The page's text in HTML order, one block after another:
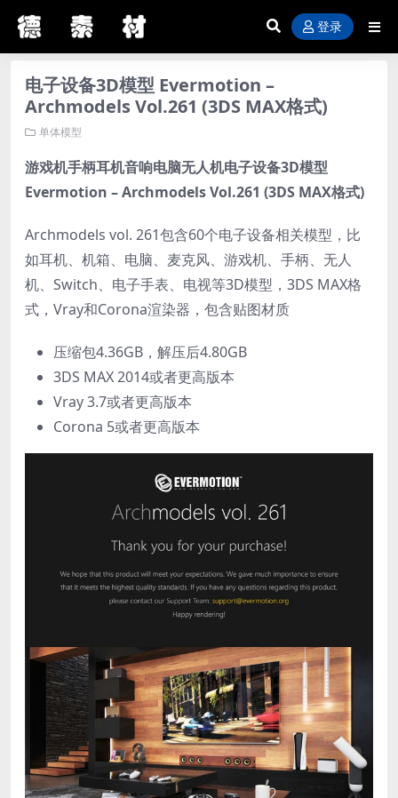
登录
电子设备3D模型 Evermotion –
Archmodels Vol.261 (3DS MAX格式)
单体模型
游戏机手柄耳机音响电脑无人机电子设备3D模型
Evermotion – Archmodels Vol.261 (3DS MAX格式)
Archmodels vol. 261包含60个电子设备相关模型，比
如耳机、机箱、电脑、麦克风、游戏机、手柄、无人
机、Switch、电子手表、电视等3D模型，3DS MAX格
式，Vray和Corona渲染器，包含贴图材质
压缩包4.36GB，解压后4.80GB
3DS MAX 2014或者更高版本
Vray 3.7或者更高版本
Corona 5或者更高版本